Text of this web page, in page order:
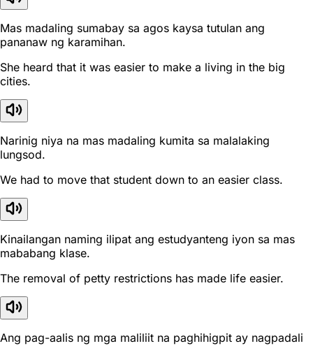
Mas madaling sumabay sa agos kaysa tutulan ang
pananaw ng karamihan.
She heard that it was easier to make a living in the big
cities.
Narinig niya na mas madaling kumita sa malalaking
lungsod.
We had to move that student down to an easier class.
Kinailangan naming ilipat ang estudyanteng iyon sa mas
mababang klase.
The removal of petty restrictions has made life easier.
Ang pag-aalis ng mga maliliit na paghihigpit ay nagpadali